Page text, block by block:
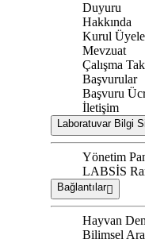
Duyuru
Hakkında
Kurul
Mevzuat
Çalışma
Başvurular
Başvuru
İletişim
Laboratuvar Bilgi
Yönetim
LABSİS
Bağlantılar
Hayvan
Bilimsel